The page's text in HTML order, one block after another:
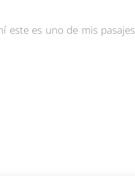
este es uno de mis